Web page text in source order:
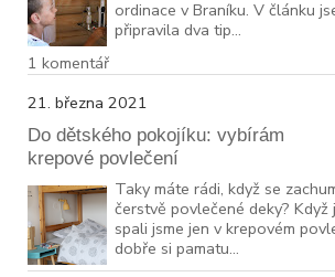
ordinace v Braníku. V článku
připravila dva tip...
1 komentář
21. března 2021
Do dětského pokojíku: vybírám
krepové povlečení
Taky máte rádi, když se
čerstvě povlečené deky? Když
spali jsme jen v krepovém
dobře si pamatu...